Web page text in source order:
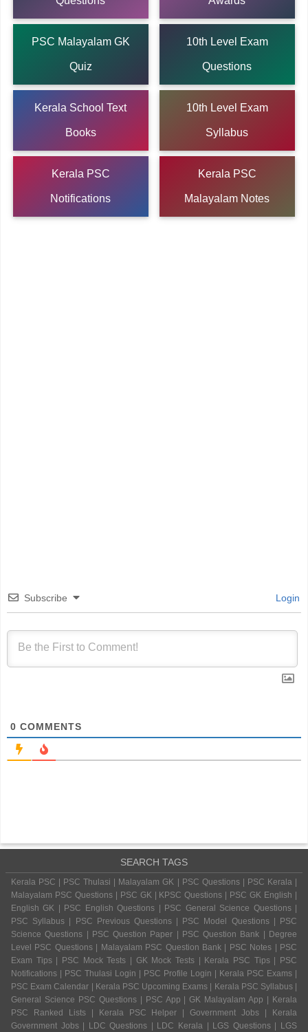
PSC Malayalam GK
Quiz
10th Level Exam
Questions
Kerala School Text
Books
10th Level Exam
Syllabus
Kerala PSC
Notifications
Kerala PSC
Malayalam Notes
Subscribe Login
0 COMMENTS
SEARCH TAGS
Kerala PSC | PSC Thulasi | Malayalam GK | PSC Questions | PSC Kerala |
Malayalam PSC Questions | PSC GK | KPSC Questions | PSC GK English |
English GK | PSC English Questions | PSC General Science Questions |
PSC Syllabus | PSC Previous Questions | PSC Model Questions | PSC
Science Questions | PSC Question Paper | PSC Question Bank | Degree
Level PSC Questions | Malayalam PSC Question Bank | PSC Notes | PSC
Exam Tips | PSC Mock Tests | GK Mock Tests | Kerala PSC Tips | PSC
Notifications | PSC Thulasi Login | PSC Profile Login | Kerala PSC Exams |
PSC Exam Calendar | Kerala PSC Upcoming Exams | Kerala PSC Syllabus |
General Science PSC Questions | PSC App | GK Malayalam App | Kerala
PSC Ranked Lists | Kerala PSC Helper | Government Jobs | Kerala
Government Jobs | LDC Questions | LDC Kerala | LGS Questions | LGS